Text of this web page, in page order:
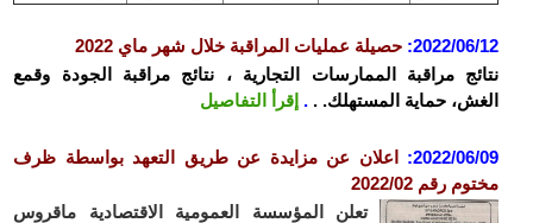
2022/06/12
: حصيلة عمليات المراقبة خلال شهر ماي 2022
نتائج مراقبة الممارسات التجارية ، نتائج مراقبة الجودة وقمع
الغش، حماية المستهلك. . . إقرأ التفاصيل
2022/06/09
:
اعلان عن مزايدة عن طريق التعهد بواسطة ظرف
مختوم رقم 2022/02
تعلن المؤسسة العمومية الاقتصادية ماقروس